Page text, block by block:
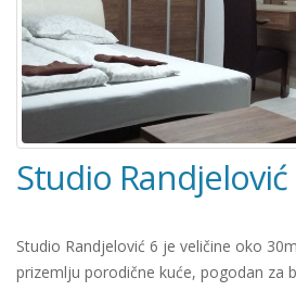
Studio Randjelović
Studio Randjelović 6 je veličine oko
prizemlju porodične kuće, pogodan za